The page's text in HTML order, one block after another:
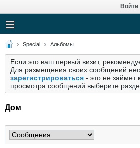
Войти
Special Альбомы
Если это ваш первый визит,
Для размещения своих сообщений
зарегистрироваться - это не займет
просмотра сообщений выберите
Дом